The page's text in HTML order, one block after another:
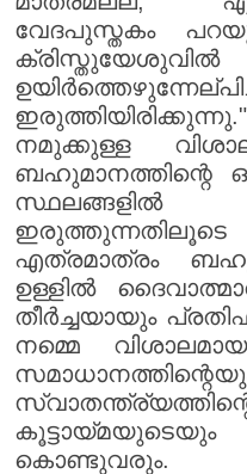
വേദപുസ്തകം
നമുക്കുള്ള
ബഹുമാനത്തിന്റെ
സ്ഥലങ്ങളിൽ
എത്രമാത്രം
ഉള്ളിൽ
തീർച്ചയായും
നമ്മെ
കൊണ്ടുവരും.